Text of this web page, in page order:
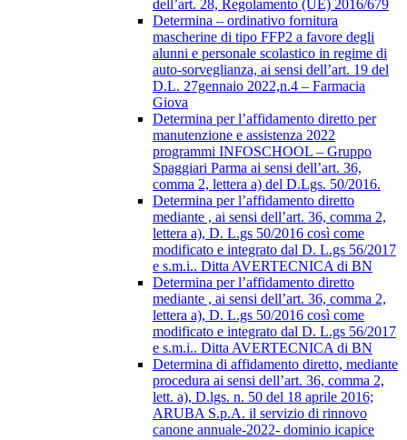
dell’art. 28, Regolamento (UE) 2016/679
Determina – ordinativo fornitura
mascherine di tipo FFP2 a favore degli
alunni e personale scolastico in regime di
auto-sorveglianza, ai sensi dell’art. 19 del
D.L. 27gennaio 2022,n.4 – Farmacia
Giova
Determina per l’affidamento diretto per
manutenzione e assistenza 2022
programmi INFOSCHOOL – Gruppo
Spaggiari Parma ai sensi dell’art. 36,
comma 2, lettera a) del D.Lgs. 50/2016.
Determina per l’affidamento diretto
mediante , ai sensi dell’art. 36, comma 2,
lettera a), D. L.gs 50/2016 così come
modificato e integrato dal D. L.gs 56/2017
e s.m.i.. Ditta AVERTECNICA di BN
Determina per l’affidamento diretto
mediante , ai sensi dell’art. 36, comma 2,
lettera a), D. L.gs 50/2016 così come
modificato e integrato dal D. L.gs 56/2017
e s.m.i.. Ditta AVERTECNICA di BN
Determina di affidamento diretto, mediante
procedura ai sensi dell’art. 36, comma 2,
lett. a), D.lgs. n. 50 del 18 aprile 2016;
ARUBA S.p.A. il servizio di rinnovo
canone annuale-2022- dominio icapice